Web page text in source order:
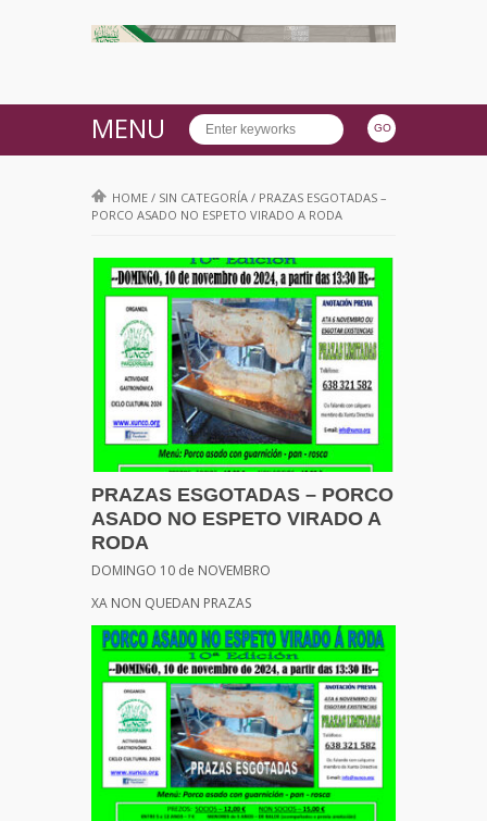
MENU
HOME / SIN CATEGORÍA / PRAZAS ESGOTADAS –
PORCO ASADO NO ESPETO VIRADO A RODA
PRAZAS ESGOTADAS – PORCO
ASADO NO ESPETO VIRADO A
RODA
DOMINGO 10 de NOVEMBRO
XA NON QUEDAN PRAZAS